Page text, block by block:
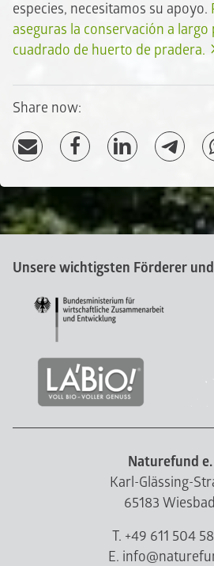
especies, necesitamos su apoyo.
aseguras la conservación a
cuadrado de huerto de pradera.
Share now:
Unsere wichtigsten Förderer
Naturefund e.
Karl-Glässing-
65183
T. +49 611 504
E.